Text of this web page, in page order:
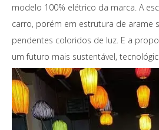
modelo 100% elétrico da marca. A
carro, porém em estrutura de arame
pendentes coloridos de luz. E a
um futuro mais sustentável,